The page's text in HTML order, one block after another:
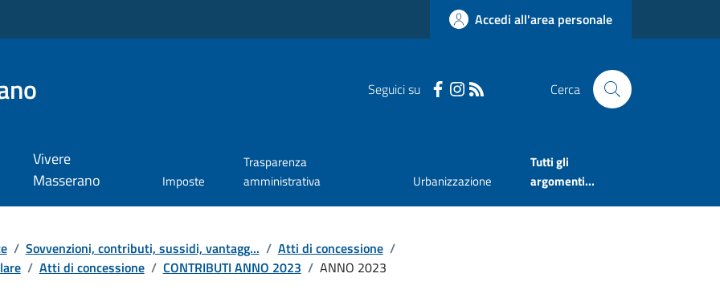
Accedi all'area personale
Seguici su Cerca
Vivere
Masserano
Imposte
Trasparenza
amministrativa
Urbanizzazione
Tutti gli
argomenti...
/ Sovvenzioni, contributi, sussidi, vantagg... / Atti di concessione /
/ Atti di concessione / CONTRIBUTI ANNO 2023 / ANNO 2023